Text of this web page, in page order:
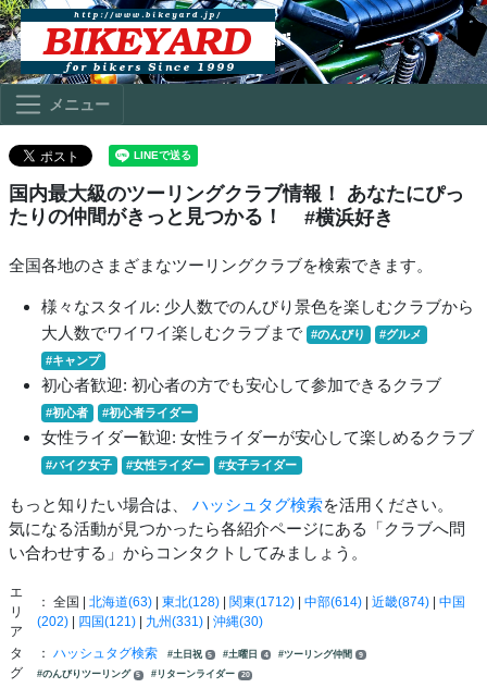
メニュー
国内最大級のツーリングクラブ情報！ あなたにぴっ
たりの仲間がきっと見つかる！
#横浜好き
全国各地のさまざまなツーリングクラブを検索できます。
様々なスタイル: 少人数でのんびり景色を楽しむクラブから
大人数でワイワイ楽しむクラブまで
#のんびり
#グルメ
#キャンプ
初心者歓迎: 初心者の方でも安心して参加できるクラブ
#初心者 #初心者ライダー
女性ライダー歓迎: 女性ライダーが安心して楽しめるクラブ
#バイク女子 #女性ライダー #女子ライダー
もっと知りたい場合は、 ハッシュタグ検索を活用ください。
気になる活動が見つかったら各紹介ページにある「クラブへ問
い合わせする」からコンタクトしてみましょう。
エ
リ
ア
： 全国 | 北海道(63)| 東北(128)| 関東(1712)| 中部(614)| 近畿(874)| 中国
(202)| 四国(121)| 九州(331)| 沖縄(30)
タ
グ
： ハッシュタグ検索 #土日祝 5 #土曜日 4 #ツーリング仲間 9
#のんびりツーリング 5 #リターンライダー 20